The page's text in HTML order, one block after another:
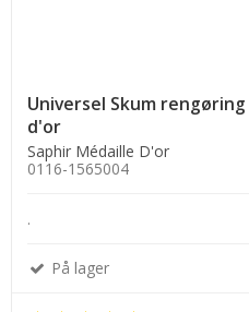
Universel Skum
d'or
Saphir Médaille D'or
0116-1565004
.
På lager